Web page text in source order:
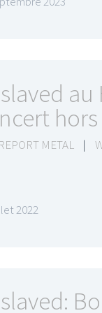
au
METAL |
2022
RIFFIFI –
Riffifi 2025